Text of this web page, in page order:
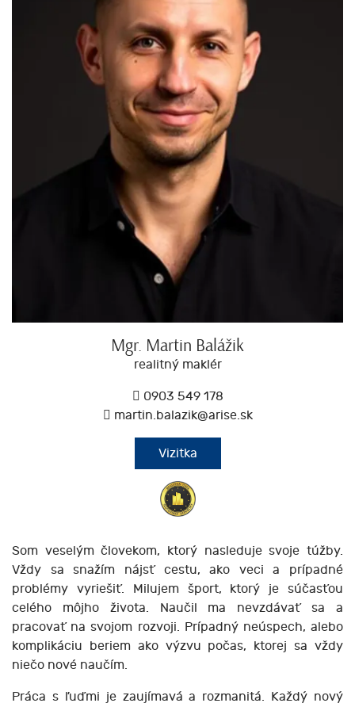
Mgr. Martin Balážik
realitný maklér
0903 549 178
martin.balazik@arise.sk
Vizitka
Som veselým človekom, ktorý nasleduje svoje túžby.
Vždy sa snažím nájsť cestu, ako veci a prípadné
problémy vyriešiť. Milujem šport, ktorý je súčasťou
celého môjho života. Naučil ma nevzdávať sa a
pracovať na svojom rozvoji. Prípadný neúspech, alebo
komplikáciu beriem ako výzvu počas, ktorej sa vždy
niečo nové naučím.
Práca s ľuďmi je zaujímavá a rozmanitá. Každý nový